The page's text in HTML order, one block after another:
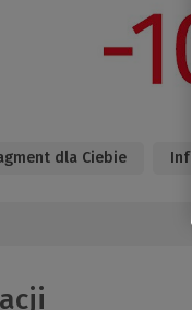
dla Ciebie